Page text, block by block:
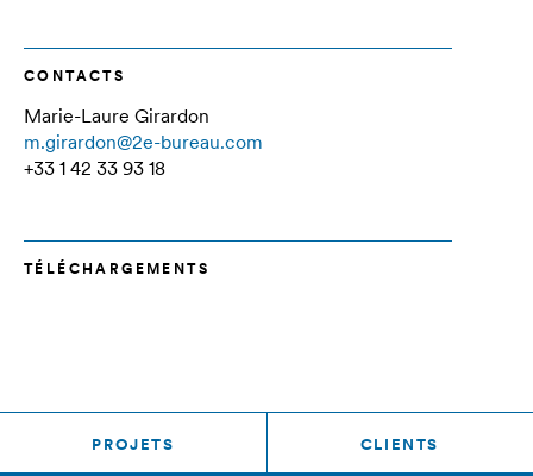
CONTACTS
Marie-Laure Girardon
m.girardon@2e-bureau.com
+33 1 42 33 93 18
TÉLÉCHARGEMENTS
PROJETS CLIENTS